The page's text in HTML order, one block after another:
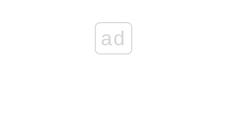
ad